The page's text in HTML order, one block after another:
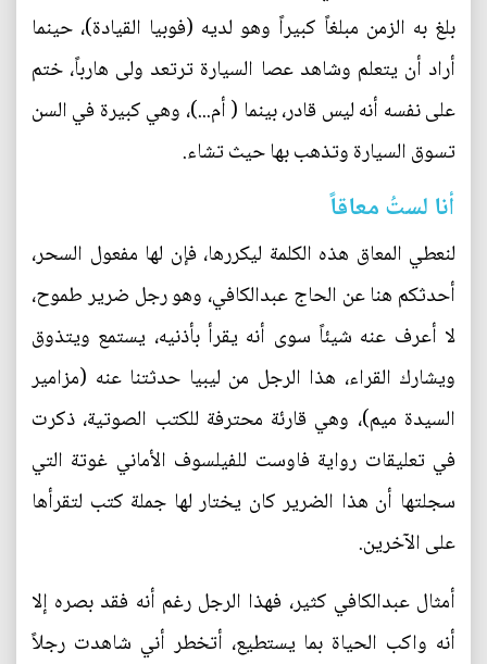
بلغ به الزمن مبلغاً كبيراً وهو لديه (فوبيا القيادة)، حينما
أراد أن يتعلم وشاهد عصا السيارة ترتعد ولى هارباً، ختم
على نفسه أنه ليس قادر، بينما ( أم...)، وهي كبيرة في السن
تسوق السيارة وتذهب بها حيث تشاء.
أنا لستُ معاقاً
لنعطي المعاق هذه الكلمة ليكررها، فإن لها مفعول السحر،
أحدثكم هنا عن الحاج عبدالكافي، وهو رجل ضرير طموح،
لا أعرف عنه شيئاً سوى أنه يقرأ بأذنيه، يستمع ويتذوق
ويشارك القراء، هذا الرجل من ليبيا حدثتنا عنه (مزامير
السيدة ميم)، وهي قارئة محترفة للكتب الصوتية، ذكرت
في تعليقات رواية فاوست للفيلسوف الأماني غوتة التي
سجلتها أن هذا الضرير كان يختار لها جملة كتب لتقرأها
على الآخرين.
أمثال عبدالكافي كثير، فهذا الرجل رغم أنه فقد بصره إلا
أنه واكب الحياة بما يستطيع، أتخطر أني شاهدت رجلاً